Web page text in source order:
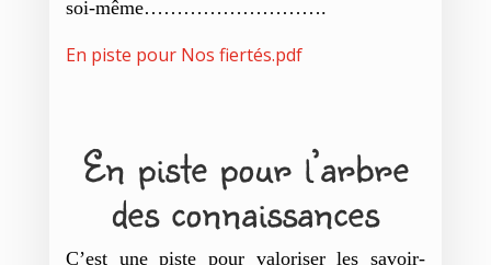
soi-même……………………….
En piste pour Nos fiertés.pdf
En piste pour l’arbre
des connaissances
C’est une piste pour valoriser les savoir-